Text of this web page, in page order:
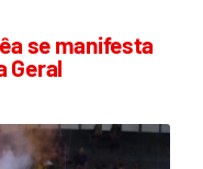
se manifesta
Geral